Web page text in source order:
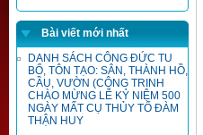
Bài viết mới nhất
DANH SÁCH CÔNG ĐỨC TU
BỔ, TÔN TẠO: SÂN, THÀNH HỒ,
CẦU, VƯỜN (CÔNG TRINH
CHÀO MỪNG LỄ KỶ NIỆM 500
NGÀY MẤT CỤ THỦY TỔ ĐÀM
THẬN HUY